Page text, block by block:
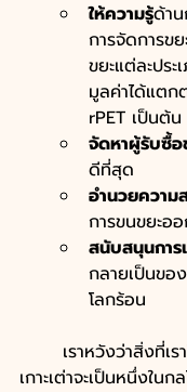
ให้ความรู้ด้า
การจัดการข
ขยะแต่ละประ
มูลค่าได้แตก
rPET เป็นต้น
จัดหาผู้รับซื้อ
ดีที่สุด
อำนวยความ
การขนขยะออ
สนับสนุนการ
กลายเป็นข
โลกร้อน
เกาะเต่าจะเป็นหนึ่งใน